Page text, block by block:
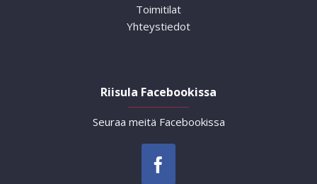
Toimitilat
Yhteystiedot
Riisula Facebookissa
Seuraa meitä Facebookissa